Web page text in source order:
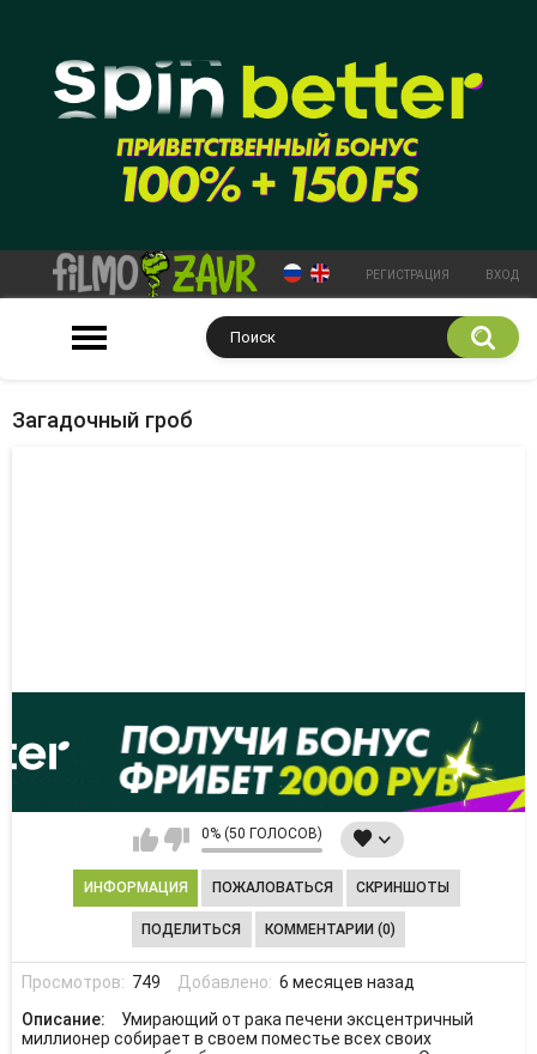
РЕГИСТРАЦИЯ ВХОД
Загадочный гроб
0% (50 ГОЛОСОВ)
ИНФОРМАЦИЯ ПОЖАЛОВАТЬСЯ СКРИНШОТЫ
ПОДЕЛИТЬСЯ КОММЕНТАРИИ (0)
Просмотров: 749 Добавлено: 6 месяцев назад
Описание:
Умирающий от рака печени эксцентричный
миллионер собирает в своем поместье всех своих